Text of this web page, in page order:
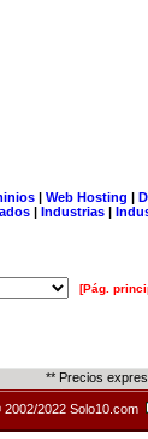
| Web Hosting |
| Industrias |
[Pág.
** Precios
2002/2022 Solo10.com